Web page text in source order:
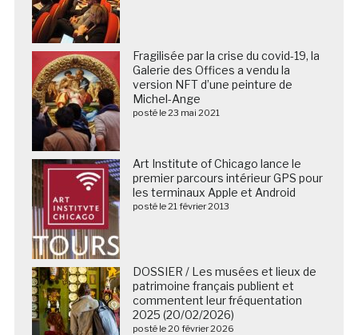
Fragilisée par la crise du covid-19, la
Galerie des Offices a vendu la
version NFT d’une peinture de
Michel-Ange
posté le 23 mai 2021
Art Institute of Chicago lance le
premier parcours intérieur GPS pour
les terminaux Apple et Android
posté le 21 février 2013
DOSSIER / Les musées et lieux de
patrimoine français publient et
commentent leur fréquentation
2025 (20/02/2026)
posté le 20 février 2026